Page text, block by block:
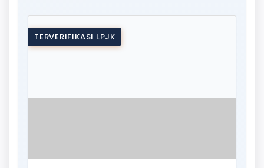
TERVERIFIKASI LPJK